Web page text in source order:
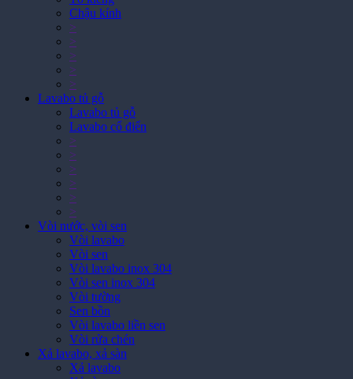
>
>
>
>
>
Lavabo tủ gỗ
Lavabo tủ gỗ
Lavabo cổ điển
>
>
>
>
>
>
Vòi nước, vòi sen
Vòi lavabo
Vòi sen
Vòi lavabo inox 304
Vòi sen inox 304
Vòi tường
Sen bồn
Vòi lavabo liền sen
Vòi rửa chén
Xả lavabo, xả sàn
Xả lavabo
Xả sàn